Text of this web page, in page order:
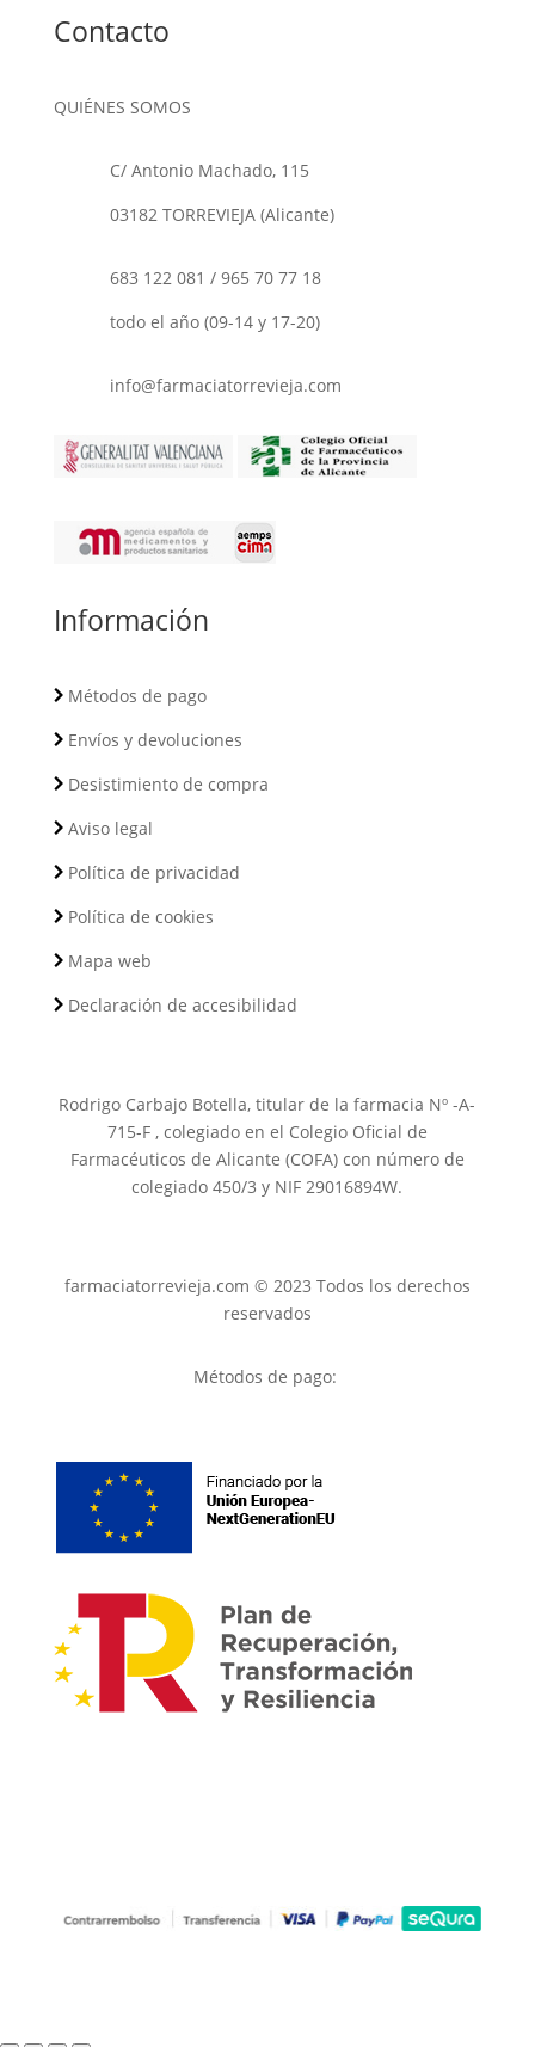
Contacto
QUIÉNES SOMOS
C/ Antonio Machado, 115
03182 TORREVIEJA (Alicante)
683 122 081 / 965 70 77 18
todo el año (09-14 y 17-20)
info@farmaciatorrevieja.com
Información
Métodos de pago
Envíos y devoluciones
Desistimiento de compra
Aviso legal
Política de privacidad
Política de cookies
Mapa web
Declaración de accesibilidad
Rodrigo Carbajo Botella, titular de la farmacia Nº -A-
715-F , colegiado en el Colegio Oficial de
Farmacéuticos de Alicante (COFA) con número de
colegiado 450/3 y NIF 29016894W.
farmaciatorrevieja.com © 2023 Todos los derechos
reservados
Métodos de pago: